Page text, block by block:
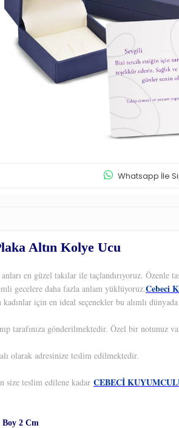
Whatsapp İle
Altın Kolye Ucu
en güzel takılar ile taçlandırıyoruz.
gecelere daha fazla anlam yüklüyoruz.Cebeci
kadınlar için en ideal seçenekler bu alımlı
tarafınıza gönderilmektedir. Özel bir notunuz
olarak adresinize teslim edilmektedir.
size teslim edilene kadar CEBECİ
2 Cm